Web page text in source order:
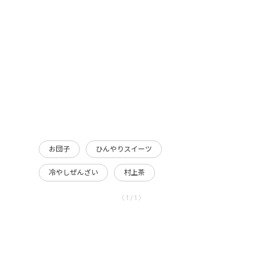
お団子 ひんやりスイーツ
冷やしぜんざい 村上茶
〈 1 / 1 〉